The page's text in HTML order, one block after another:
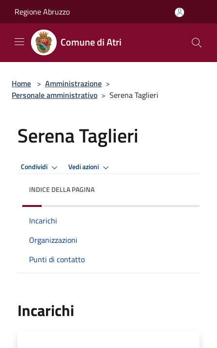
Regione Abruzzo
Comune di Atri
Home > Amministrazione >
Personale amministrativo > Serena Taglieri
Serena Taglieri
Condividi Vedi azioni
INDICE DELLA PAGINA
Incarichi
Organizzazioni
Punti di contatto
Incarichi